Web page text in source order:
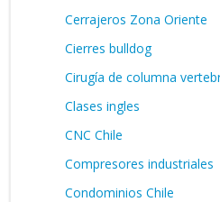
Cerrajeros Zona Oriente
Cierres bulldog
Cirugía de columna
Clases ingles
CNC Chile
Compresores industriales
Condominios Chile